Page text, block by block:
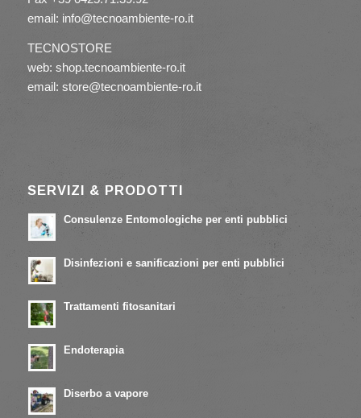
email: info@tecnoambiente-ro.it
TECNOSTORE
web: shop.tecnoambiente-ro.it
email: store@tecnoambiente-ro.it
SERVIZI & PRODOTTI
Consulenze Entomologiche per enti pubblici
Disinfezioni e sanificazioni per enti pubblici
Trattamenti fitosanitari
Endoterapia
Diserbo a vapore